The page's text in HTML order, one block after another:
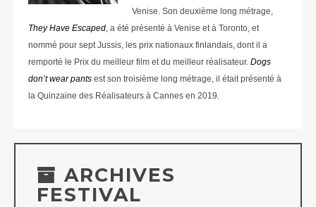
Venise. Son deuxième long métrage,
They Have Escaped , a été présenté à Venise et à Toronto, et
nommé pour sept Jussis, les prix nationaux finlandais, dont il a
remporté le Prix du meilleur film et du meilleur réalisateur. Dogs
don’t wear pants est son troisième long métrage, il était présenté à
la Quinzaine des Réalisateurs à Cannes en 2019.
ARCHIVES
FESTIVAL